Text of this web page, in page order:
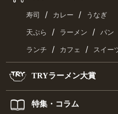
寿司 / カレー / うなぎ
天ぷら / ラーメン / パン
ランチ / カフェ / スイー
TRYラーメン大賞
特集・コラム